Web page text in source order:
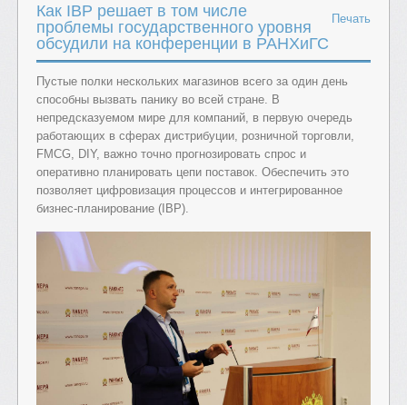
Печать
Как IBP решает в том числе
проблемы государственного уровня
обсудили на конференции в РАНХиГС
Пустые полки нескольких магазинов всего за один день
способны вызвать панику во всей стране. В
непредсказуемом мире для компаний, в первую очередь
работающих в сферах дистрибуции, розничной торговли,
FMCG, DIY, важно точно прогнозировать спрос и
оперативно планировать цепи поставок. Обеспечить это
позволяет цифровизация процессов и интегрированное
бизнес-планирование (IBP).